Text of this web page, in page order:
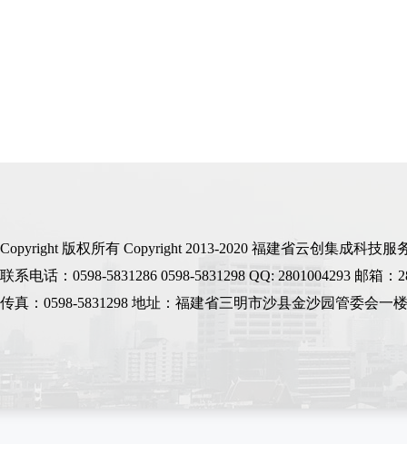
Copyright 版权所有 Copyright 2013-2020 福建省云创集成科技
联系电话：0598-5831286 0598-5831298 QQ: 2801004293 邮箱：
传真：0598-5831298 地址：福建省三明市沙县金沙园管委会一